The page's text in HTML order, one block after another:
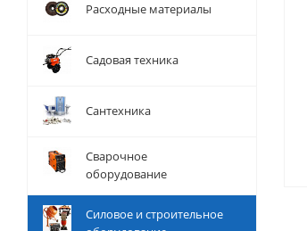
Расходные материалы
Садовая техника
Сантехника
Сварочное
оборудование
Силовое и строительное